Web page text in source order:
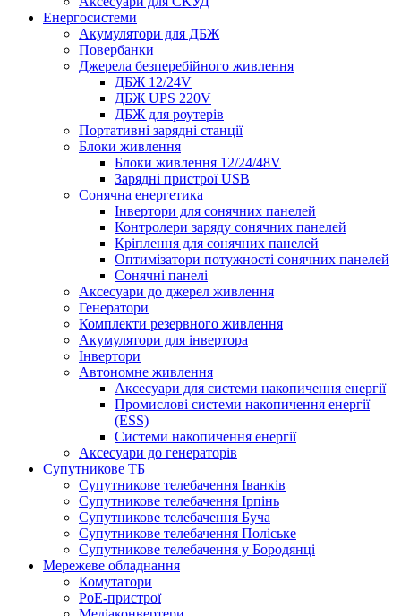
Енергосистеми
Акумулятори для ДБЖ
Повербанки
Джерела безперебійного живлення
ДБЖ 12/24V
ДБЖ UPS 220V
ДБЖ для роутерів
Портативні зарядні станції
Блоки живлення
Блоки живлення 12/24/48V
Зарядні пристрої USB
Сонячна енергетика
Інвертори для сонячних панелей
Контролери заряду сонячних панелей
Кріплення для сонячних панелей
Оптимізатори потужності сонячних панелей
Сонячні панелі
Аксесуари до джерел живлення
Генератори
Комплекти резервного живлення
Акумулятори для інвертора
Інвертори
Автономне живлення
Аксесуари для системи накопичення енергії
Промислові системи накопичення енергії
(ESS)
Системи накопичення енергії
Аксесуари до генераторів
Супутникове ТБ
Супутникове телебачення Іванків
Супутникове телебачення Ірпінь
Супутникове телебачення Буча
Супутникове телебачення Поліське
Супутникове телебачення у Бородянці
Мережеве обладнання
Комутатори
PoE-пристрої